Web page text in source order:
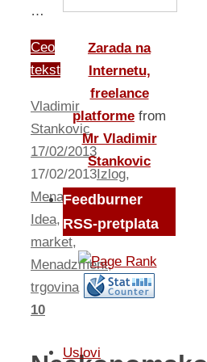
…
Ceo
tekst
Vladimir
Stankovic
17/02/2013
17/02/2013Izlog,
Menadzment
Idea,
market,
Menadzment,
trgovina
10
Zarada na
Internetu,
freelance
platforme from
Mr Vladimir
Stankovic
Feedburner
RSS-pretplata
Uslovi